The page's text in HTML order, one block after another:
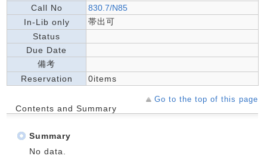
Call No
830.7/N85
In-Lib only
帯出可
Status
Due Date
備考
Reservation
0items
Go to the top of this page
Contents and Summary
Summary
No data.